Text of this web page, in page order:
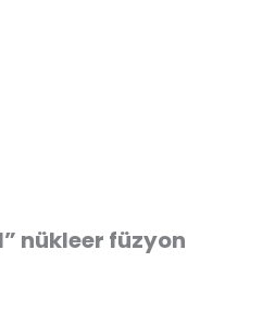
nükleer füzyon